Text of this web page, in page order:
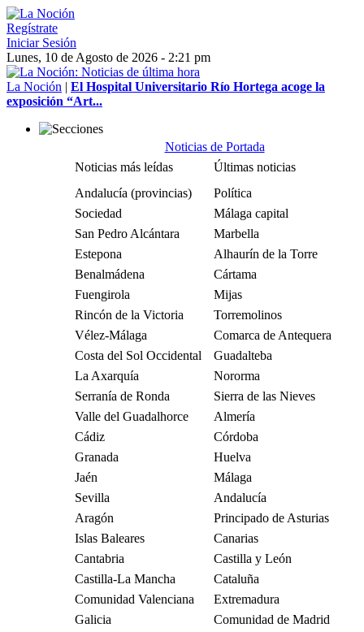
Regístrate
Iniciar Sesión
Lunes, 10 de Agosto de 2026 - 2:21 pm
La Noción | El Hospital Universitario Río Hortega acoge la
exposición “Art...
Noticias de Portada
Noticias más leídas
Últimas noticias
Andalucía (provincias)
Política
Sociedad
Málaga capital
San Pedro Alcántara
Marbella
Estepona
Alhaurín de la Torre
Benalmádena
Cártama
Fuengirola
Mijas
Rincón de la Victoria
Torremolinos
Vélez-Málaga
Comarca de Antequera
Costa del Sol Occidental
Guadalteba
La Axarquía
Nororma
Serranía de Ronda
Sierra de las Nieves
Valle del Guadalhorce
Almería
Cádiz
Córdoba
Granada
Huelva
Jaén
Málaga
Sevilla
Andalucía
Aragón
Principado de Asturias
Islas Baleares
Canarias
Cantabria
Castilla y León
Castilla-La Mancha
Cataluña
Comunidad Valenciana
Extremadura
Galicia
Comunidad de Madrid